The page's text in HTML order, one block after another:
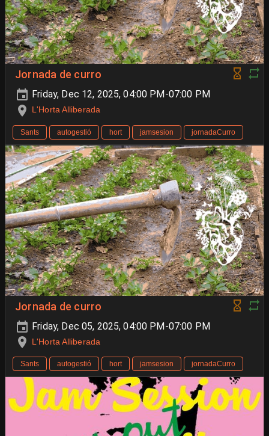
Jornada de curro
Friday, Dec 12, 2025, 04:00 PM-07:00 PM
L'Horta Alliberada
Sants autogestió hort jamsesion jornadaCurro
Jornada de curro
Friday, Dec 05, 2025, 04:00 PM-07:00 PM
L'Horta Alliberada
Sants autogestió hort jamsesion jornadaCurro